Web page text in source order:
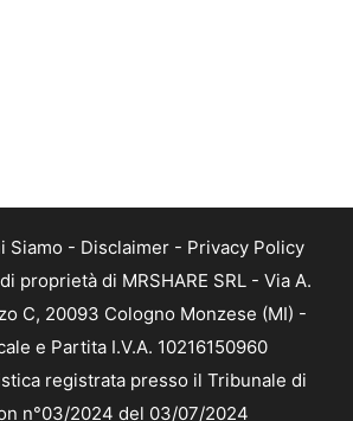
Siamo - Disclaimer - Privacy Policy
proprietà di MRSHARE SRL - Via A.
C, 20093 Cologno Monzese (MI) -
e Partita I.V.A. 10216150960
registrata presso il Tribunale di
n°03/2024 del 03/07/2024